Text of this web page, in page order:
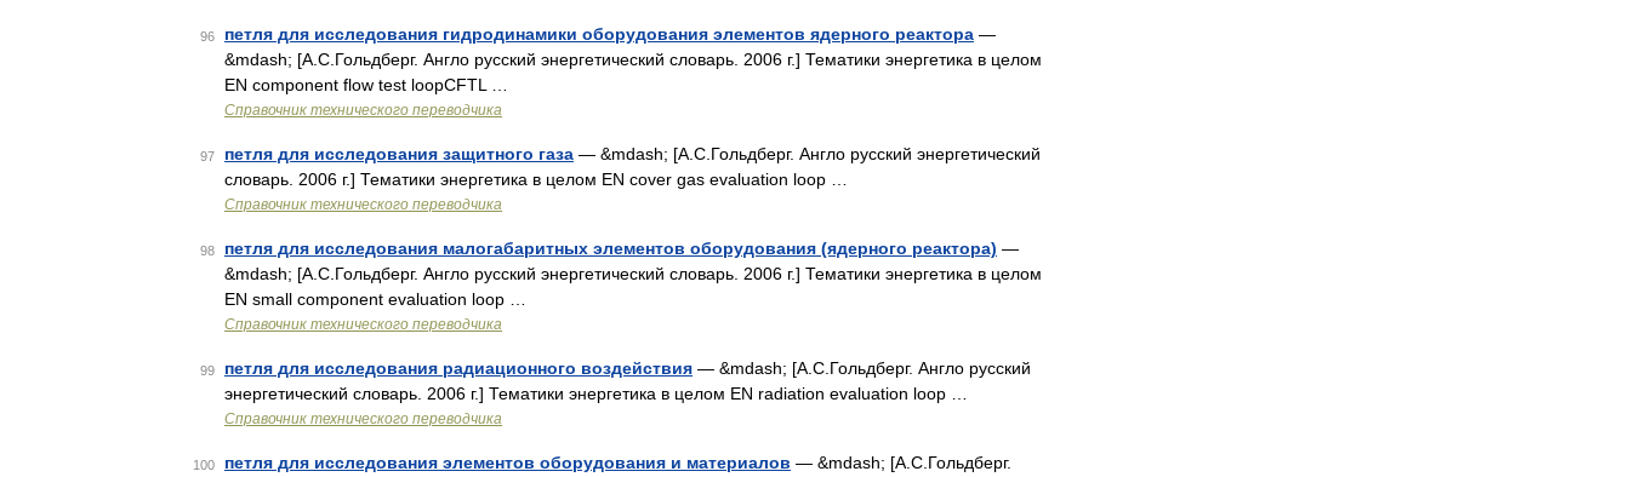
96 петля для исследования гидродинамики оборудования элементов ядерного реактора —
&mdash; [А.С.Гольдберг. Англо русский энергетический словарь. 2006 г.] Тематики энергетика в целом
EN component flow test loopCFTL …
Справочник технического переводчика
97 петля для исследования защитного газа — &mdash; [А.С.Гольдберг. Англо русский энергетический
словарь. 2006 г.] Тематики энергетика в целом EN cover gas evaluation loop …
Справочник технического переводчика
98 петля для исследования малогабаритных элементов оборудования (ядерного реактора) —
&mdash; [А.С.Гольдберг. Англо русский энергетический словарь. 2006 г.] Тематики энергетика в целом
EN small component evaluation loop …
Справочник технического переводчика
99 петля для исследования радиационного воздействия — &mdash; [А.С.Гольдберг. Англо русский
энергетический словарь. 2006 г.] Тематики энергетика в целом EN radiation evaluation loop …
Справочник технического переводчика
100 петля для исследования элементов оборудования и материалов — &mdash; [А.С.Гольдберг.